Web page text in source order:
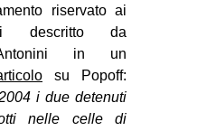
ORIENTE
riservato ai
descritto da
in un
su Popoff:
i due detenuti
nelle celle di